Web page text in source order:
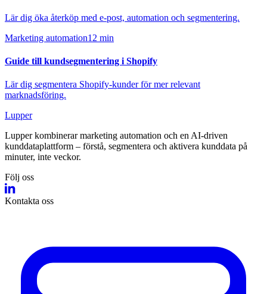
Lär dig öka återköp med e-post, automation och segmentering.
Marketing automation12 min
Guide till kundsegmentering i Shopify
Lär dig segmentera Shopify-kunder för mer relevant
marknadsföring.
Lupper
Lupper kombinerar marketing automation och en AI‑driven
kunddataplattform – förstå, segmentera och aktivera kunddata på
minuter, inte veckor.
Följ oss
Kontakta oss